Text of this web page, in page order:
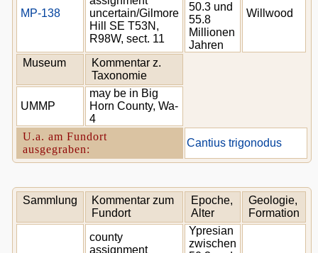
MP-138
uncertain/Gilmore
Hill SE T53N,
R98W, sect. 11
50.3 und
55.8
Millionen
Jahren
Willwood
Museum
Kommentar z.
Taxonomie
UMMP
may be in Big
Horn County, Wa-
4
U.a. am Fundort
ausgegraben:
Cantius trigonodus
Sammlung
Kommentar zum
Fundort
Epoche,
Alter
Geologie,
Formation
county
assignment
Ypresian
zwischen